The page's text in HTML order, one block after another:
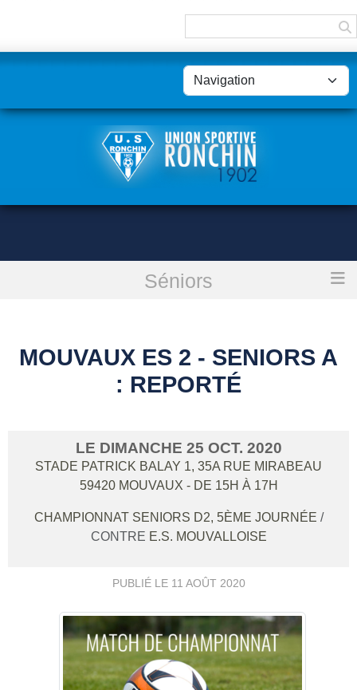
Séniors
Mouvaux Es 2 - Seniors A : reporté
MOUVAUX ES 2 - SENIORS A
: REPORTÉ
LE DIMANCHE 25 OCT. 2020
STADE PATRICK BALAY 1, 35A RUE MIRABEAU
59420 MOUVAUX - DE 15H À 17H
CHAMPIONNAT SENIORS D2, 5ÈME JOURNÉE /
CONTRE E.S. MOUVALLOISE
PUBLIÉ LE 11 AOÛT 2020